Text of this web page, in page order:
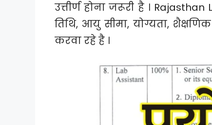
उत्तीर्ण होना जरूरी है ।
तिथि, आयु सीमा, योग्यता,
करवा रहे है ।